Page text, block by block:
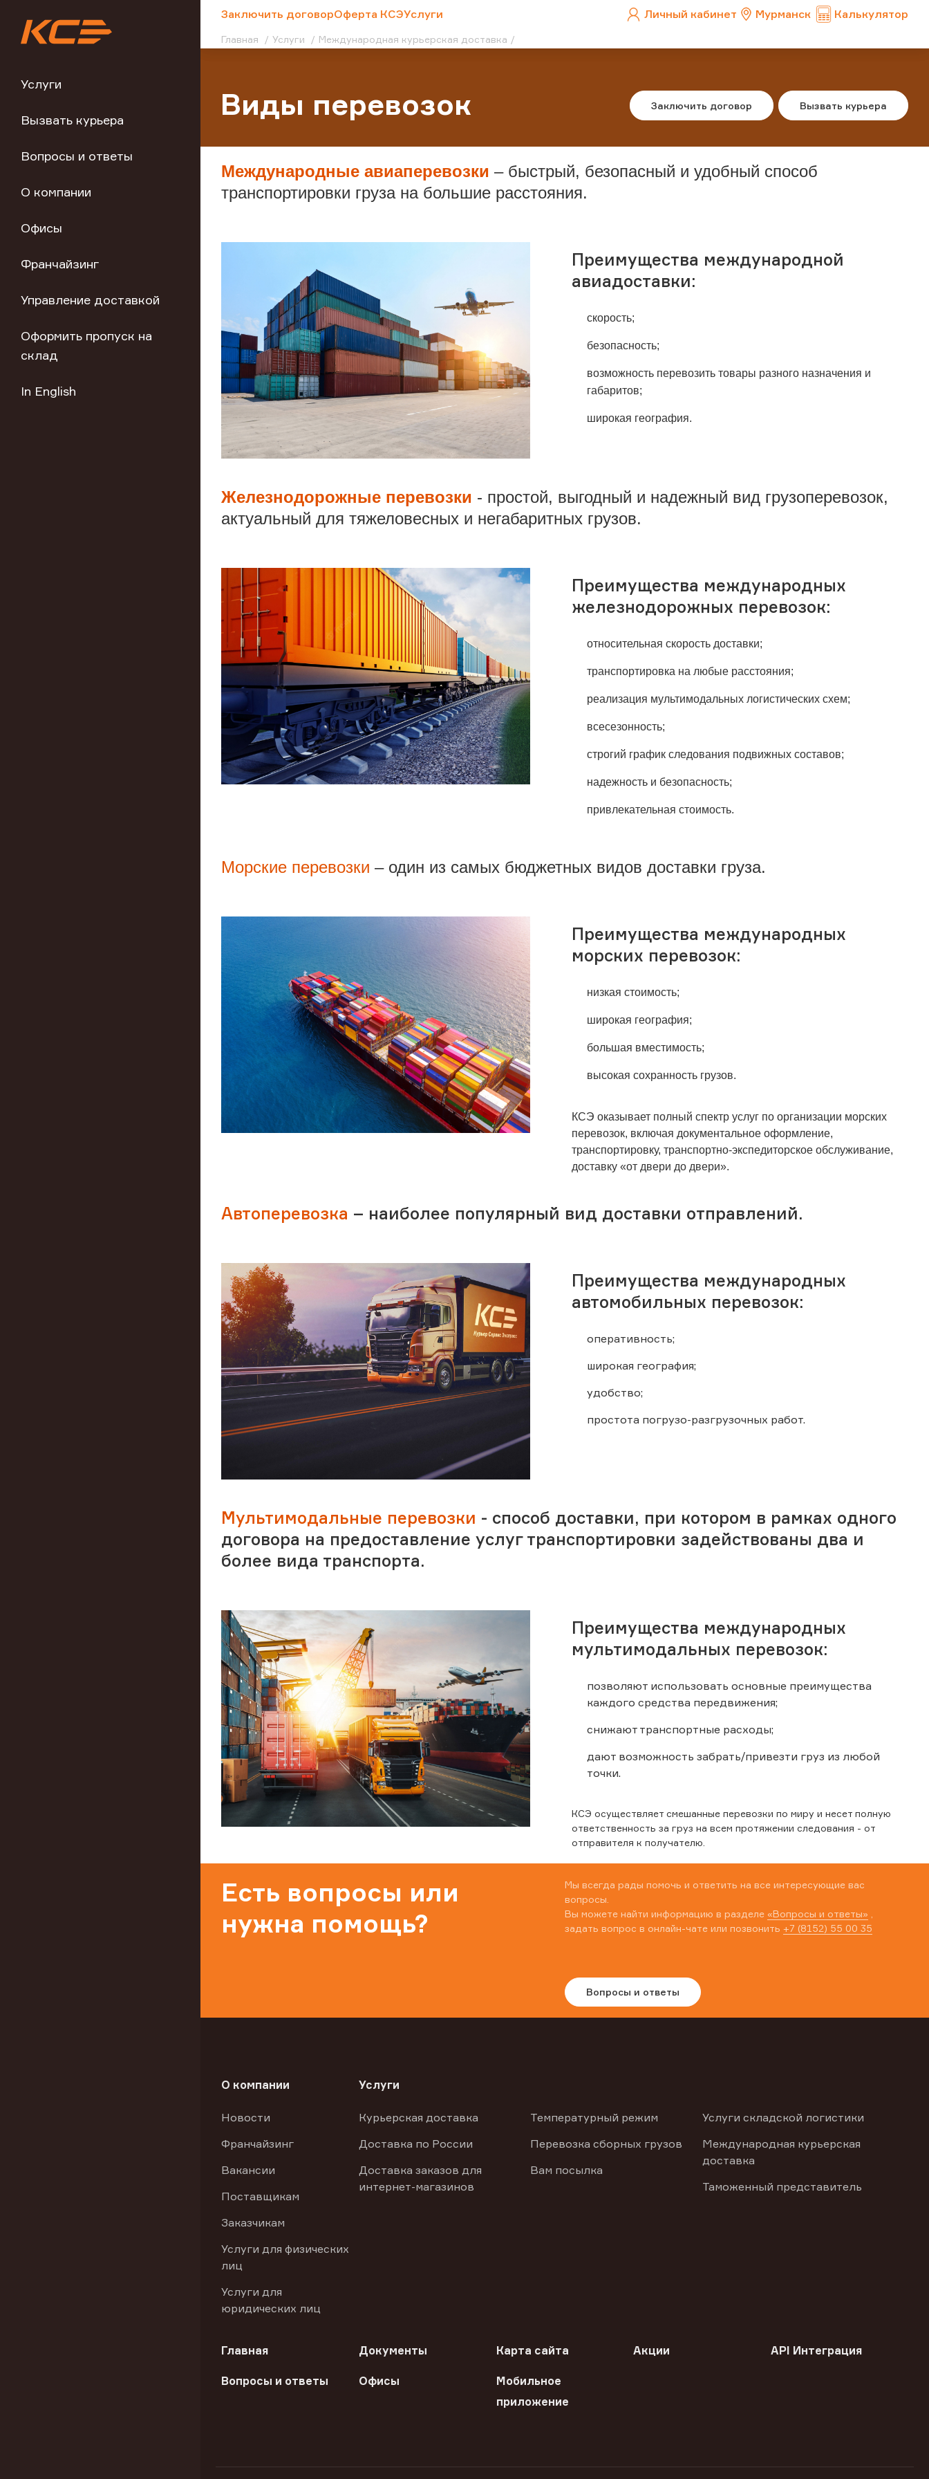
Услуги
Вызвать курьера
Вопросы и ответы
О компании
Офисы
Франчайзинг
Управление доставкой
Оформить пропуск на
склад
In English
Заключить договорОферта КСЭУслуги Личный кабинет Мурманск Калькулятор
Главная Услуги Международная курьерская доставка
Виды перевозок Заключить договор Вызвать курьера
Международные авиаперевозки – быстрый, безопасный и удобный способ
транспортировки груза на большие расстояния.
Преимущества международной
авиадоставки:
скорость;
безопасность;
возможность перевозить товары разного назначения и
габаритов;
широкая география.
Железнодорожные перевозки - простой, выгодный и надежный вид грузоперевозок,
актуальный для тяжеловесных и негабаритных грузов.
Преимущества международных
железнодорожных перевозок:
относительная скорость доставки;
транспортировка на любые расстояния;
реализация мультимодальных логистических схем;
всесезонность;
строгий график следования подвижных составов;
надежность и безопасность;
привлекательная стоимость.
Морские перевозки – один из самых бюджетных видов доставки груза.
Преимущества международных
морских перевозок:
низкая стоимость;
широкая география;
большая вместимость;
высокая сохранность грузов.
КСЭ оказывает полный спектр услуг по организации морских
перевозок, включая документальное оформление,
транспортировку, транспортно-экспедиторское обслуживание,
доставку «от двери до двери».
Автоперевозка – наиболее популярный вид доставки отправлений.
Преимущества международных
автомобильных перевозок:
оперативность;
широкая география;
удобство;
простота погрузо-разгрузочных работ.
Мультимодальные перевозки - способ доставки, при котором в рамках одного
договора на предоставление услуг транспортировки задействованы два и
более вида транспорта.
Преимущества международных
мультимодальных перевозок:
позволяют использовать основные преимущества
каждого средства передвижения;
снижают транспортные расходы;
дают возможность забрать/привезти груз из любой
точки.
КСЭ осуществляет смешанные перевозки по миру и несет полную
ответственность за груз на всем протяжении следования - от
отправителя к получателю.
Есть вопросы или
нужна помощь?
Мы всегда рады помочь и ответить на все интересующие вас
вопросы.
Вы можете найти информацию в разделе «Вопросы и ответы»
задать вопрос в онлайн-чате или позвонить +7 (8152) 55 00 35
Вопросы и ответы
О компании
Новости
Франчайзинг
Вакансии
Поставщикам
Заказчикам
Услуги для физических
лиц
Услуги для
юридических лиц
Услуги
Курьерская доставка
Доставка по России
Доставка заказов для
интернет-магазинов
Температурный режим
Перевозка сборных грузов
Вам посылка
Услуги складской логистики
Международная курьерская
доставка
Таможенный представитель
Главная Документы Карта сайта Акции API Интеграция
Вопросы и ответы Офисы
Мобильное
приложение